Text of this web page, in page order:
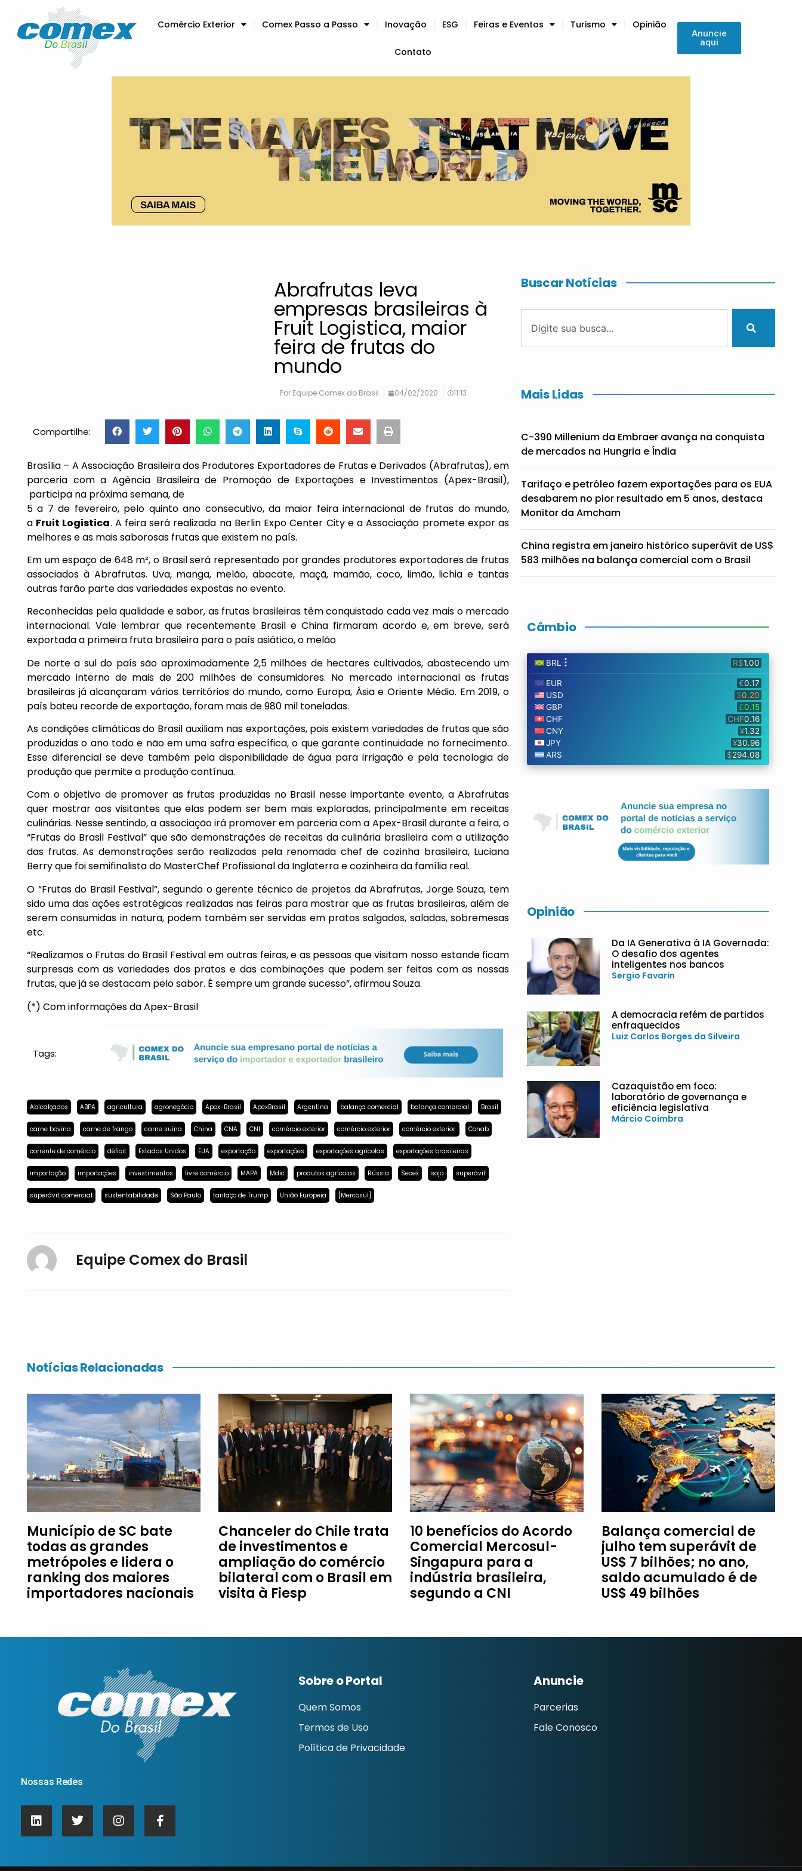
Comércio Exterior Comex Passo a Passo Inovação ESG Feiras e Eventos Turismo Opinião
Contato
Anuncie
aqui
Abrafrutas leva
empresas brasileiras à
Fruit Logistica, maior
feira de frutas do
mundo
Por Equipe Comex do Brasil 04/02/2020 11:13
Compartilhe:
Brasília – A Associação Brasileira dos Produtores Exportadores de Frutas e Derivados (Abrafrutas), em
parceria com a Agência Brasileira de Promoção de Exportações e Investimentos (Apex-Brasil),
participa na próxima semana, de
5 a 7 de fevereiro, pelo quinto ano consecutivo, da maior feira internacional de frutas do mundo,
a Fruit Logistica. A feira será realizada na Berlin Expo Center City e a Associação promete expor as
melhores e as mais saborosas frutas que existem no país.
Em um espaço de 648 m², o Brasil será representado por grandes produtores exportadores de frutas
associados à Abrafrutas. Uva, manga, melão, abacate, maçã, mamão, coco, limão, lichia e tantas
outras farão parte das variedades expostas no evento.
Reconhecidas pela qualidade e sabor, as frutas brasileiras têm conquistado cada vez mais o mercado
internacional. Vale lembrar que recentemente Brasil e China firmaram acordo e, em breve, será
exportada a primeira fruta brasileira para o país asiático, o melão
De norte a sul do país são aproximadamente 2,5 milhões de hectares cultivados, abastecendo um
mercado interno de mais de 200 milhões de consumidores. No mercado internacional as frutas
brasileiras já alcançaram vários territórios do mundo, como Europa, Ásia e Oriente Médio. Em 2019, o
país bateu recorde de exportação, foram mais de 980 mil toneladas.
As condições climáticas do Brasil auxiliam nas exportações, pois existem variedades de frutas que são
produzidas o ano todo e não em uma safra específica, o que garante continuidade no fornecimento.
Esse diferencial se deve também pela disponibilidade de água para irrigação e pela tecnologia de
produção que permite a produção contínua.
Com o objetivo de promover as frutas produzidas no Brasil nesse importante evento, a Abrafrutas
quer mostrar aos visitantes que elas podem ser bem mais exploradas, principalmente em receitas
culinárias. Nesse sentindo, a associação irá promover em parceria com a Apex-Brasil durante a feira, o
“Frutas do Brasil Festival” que são demonstrações de receitas da culinária brasileira com a utilização
das frutas. As demonstrações serão realizadas pela renomada chef de cozinha brasileira, Luciana
Berry que foi semifinalista do MasterChef Profissional da Inglaterra e cozinheira da família real.
O “Frutas do Brasil Festival”, segundo o gerente técnico de projetos da Abrafrutas, Jorge Souza, tem
sido uma das ações estratégicas realizadas nas feiras para mostrar que as frutas brasileiras, além de
serem consumidas in natura, podem também ser servidas em pratos salgados, saladas, sobremesas
etc.
“Realizamos o Frutas do Brasil Festival em outras feiras, e as pessoas que visitam nosso estande ficam
surpresas com as variedades dos pratos e das combinações que podem ser feitas com as nossas
frutas, que já se destacam pelo sabor. É sempre um grande sucesso”, afirmou Souza.
(*) Com informações da Apex-Brasil
Tags:
Abicalçados ABPA agricultura agronegócio Apex-Brasil ApexBrasil Argentina balança comercial balança comercial Brasil
carne bovina carne de frango carne suína China CNA CNI comércio exterior comércio exterior comércio exterior. Conab
corrente de comércio déficit Estados Unidos EUA exportação exportações exportações agrícolas exportações brasileiras
importação importações investimentos livre comércio MAPA Mdic produtos agrícolas Rússia Secex soja superávit
superávit comercial sustentabilidade São Paulo tarifaço de Trump União Europeia [Mercosul]
Equipe Comex do Brasil
Buscar Notícias
Mais Lidas
C-390 Millenium da Embraer avança na conquista
de mercados na Hungria e Índia
Tarifaço e petróleo fazem exportações para os EUA
desabarem no pior resultado em 5 anos, destaca
Monitor da Amcham
China registra em janeiro histórico superávit de US$
583 milhões na balança comercial com o Brasil
Câmbio
Opinião
Da IA Generativa à IA Governada:
O desafio dos agentes
inteligentes nos bancos
Sergio Favarin
A democracia refém de partidos
enfraquecidos
Luiz Carlos Borges da Silveira
Cazaquistão em foco:
laboratório de governança e
eficiência legislativa
Márcio Coimbra
Notícias Relacionadas
Município de SC bate
todas as grandes
metrópoles e lidera o
ranking dos maiores
importadores nacionais
Chanceler do Chile trata
de investimentos e
ampliação do comércio
bilateral com o Brasil em
visita à Fiesp
10 benefícios do Acordo
Comercial Mercosul-
Singapura para a
indústria brasileira,
segundo a CNI
Balança comercial de
julho tem superávit de
US$ 7 bilhões; no ano,
saldo acumulado é de
US$ 49 bilhões
Nossas Redes
Sobre o Portal
Quem Somos
Termos de Uso
Política de Privacidade
Anuncie
Parcerias
Fale Conosco